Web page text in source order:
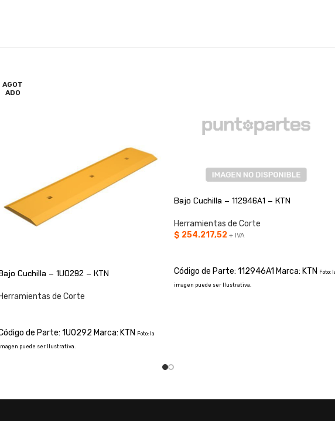
AGOT
ADO
Cuchilla – 1U0292 – KTN
Herramientas de Corte
de Parte: 1U0292 Marca: KTN
Foto: la
puede ser Ilustrativa.
Bajo Cuchilla – 112946A1 – KTN
Herramientas de Corte
$ 254.217,52 + IVA
Código de Parte: 112946A1 Marca: KTN
Foto:
imagen puede ser Ilustrativa.